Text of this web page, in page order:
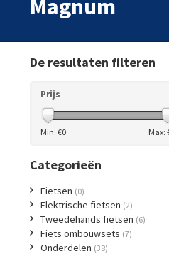
Magnum
De resultaten filteren
Prijs
Min: €0 Max:
Categorieën
Fietsen (0)
Elektrische fietsen (2)
Tweedehands fietsen (6)
Fiets ombouwsets (7)
Onderdelen (38)